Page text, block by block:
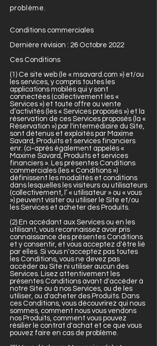
problème.
Conditions commerciales
Dernière révision : 26 Octobre 2022
Ces Conditions
(1) Ce site web (le « msavard.com ») et/ou
les services, y compris toutes les
applications mobiles qui y sont
connectées (collectivement les «
Services ») et toute offre ou vente
d’activités (les « Services proposés ») et la
réservation de ces Services proposés (la «
Réservation ») par l'intermédiaire du Site,
sont détenus et exploités par Maxime
Savard, Produits et services financiers
enr. (ci-après également appelés «
Maxime Savard, Produits et services
financiers ». Les présentes Conditions
commerciales (les « Conditions »)
définissent les modalités et conditions
dans lesquelles les visiteurs ou utilisateurs
(collectivement, l’ « utilisateur » ou « vous
») peuvent visiter ou utiliser le Site et/ou
les Services et acheter des Produits.
(2) En accédant aux Services ou en les
utilisant, vous reconnaissez avoir pris
connaissance des présentes Conditions
et y consentir, et vous acceptez d'être lié
par elles. Si vous n'acceptez pas toutes
les Conditions, vous ne devez pas
accéder au Site ni utiliser aucun des
Services. Lisez attentivement les
présentes Conditions avant d'accéder à
notre Site ou à nos Services, ou de les
utiliser, ou d'acheter des Produits. Dans
ces Conditions, vous découvrirez qui nous
sommes, comment nous vous vendons
nos Produits, comment vous pouvez
résilier le contrat d'achat et ce que vous
pouvez faire en cas de problème.